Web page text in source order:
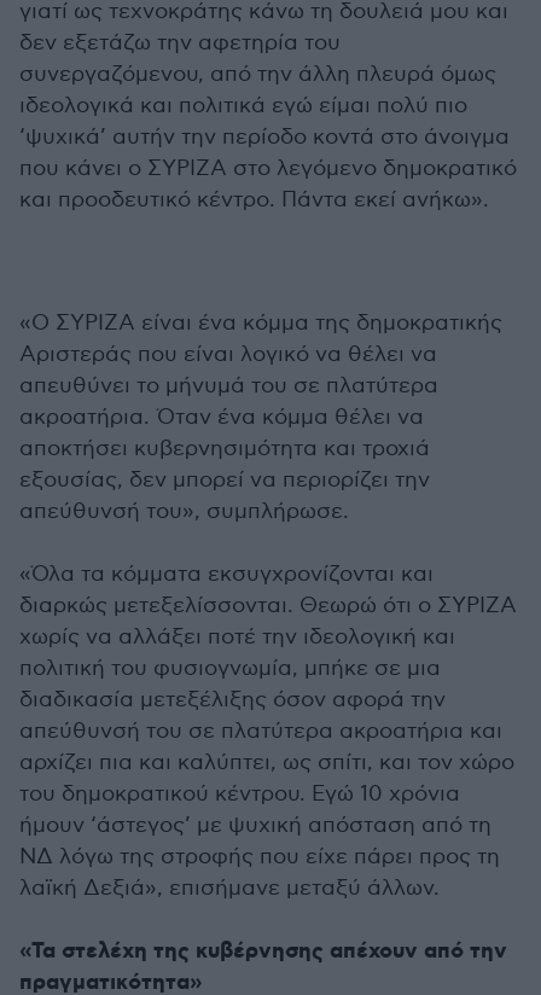
γιατί ως τεχνοκράτης κάνω τη δουλειά μου και
δεν εξετάζω την αφετηρία του
συνεργαζόμενου, από την άλλη πλευρά όμως
ιδεολογικά και πολιτικά εγώ είμαι πολύ πιο
‘ψυχικά’ αυτήν την περίοδο κοντά στο άνοιγμα
που κάνει ο ΣΥΡΙΖΑ στο λεγόμενο δημοκρατικό
και προοδευτικό κέντρο. Πάντα εκεί ανήκω».
«Ο ΣΥΡΙΖΑ είναι ένα κόμμα της δημοκρατικής
Αριστεράς που είναι λογικό να θέλει να
απευθύνει το μήνυμά του σε πλατύτερα
ακροατήρια. Όταν ένα κόμμα θέλει να
αποκτήσει κυβερνησιμότητα και τροχιά
εξουσίας, δεν μπορεί να περιορίζει την
απεύθυνσή του», συμπλήρωσε.
«Όλα τα κόμματα εκσυγχρονίζονται και
διαρκώς μετεξελίσσονται. Θεωρώ ότι ο ΣΥΡΙΖΑ
χωρίς να αλλάξει ποτέ την ιδεολογική και
πολιτική του φυσιογνωμία, μπήκε σε μια
διαδικασία μετεξέλιξης όσον αφορά την
απεύθυνσή του σε πλατύτερα ακροατήρια και
αρχίζει πια και καλύπτει, ως σπίτι, και τον χώρο
του δημοκρατικού κέντρου. Εγώ 10 χρόνια
ήμουν ‘άστεγος’ με ψυχική απόσταση από τη
ΝΔ λόγω της στροφής που είχε πάρει προς τη
λαϊκή Δεξιά», επισήμανε μεταξύ άλλων.
«Τα στελέχη της κυβέρνησης απέχουν από την
πραγματικότητα»